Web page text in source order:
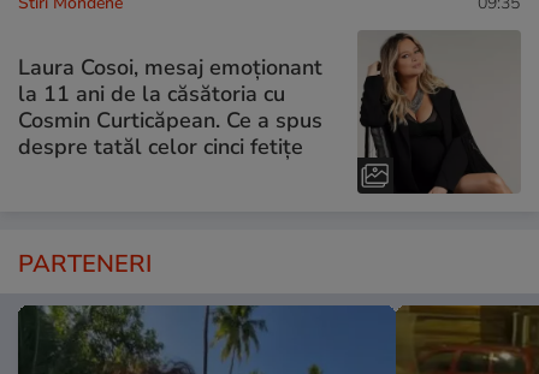
Laura Cosoi, mesaj emoționant
la 11 ani de la căsătoria cu
Cosmin Curticăpean. Ce a spus
despre tatăl celor cinci fetițe
PARTENERI